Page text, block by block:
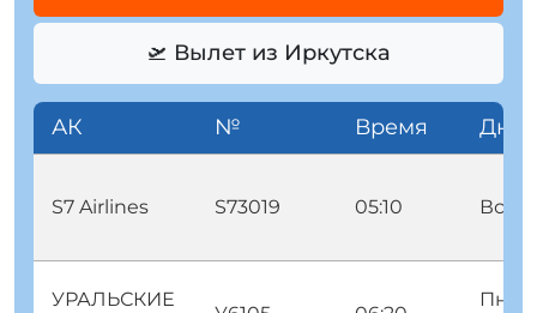
🛫 Вылет из Иркутска
АК № Время Дни
S7 Airlines S73019 05:10 Вск
УРАЛЬСКИЕ
Пнд